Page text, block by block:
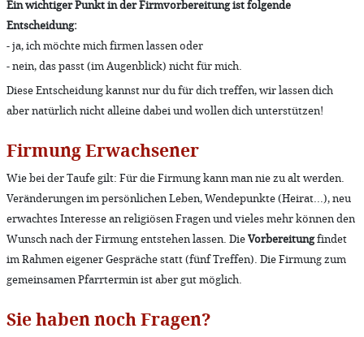
Ein wichtiger Punkt in der Firmvorbereitung ist folgende
Entscheidung:
- ja, ich möchte mich firmen lassen oder
- nein, das passt (im Augenblick) nicht für mich.
Diese Entscheidung kannst nur du für dich treffen, wir lassen dich
aber natürlich nicht alleine dabei und wollen dich unterstützen!
Firmung Erwachsener
Wie bei der Taufe gilt: Für die Firmung kann man nie zu alt werden.
Veränderungen im persönlichen Leben, Wendepunkte (Heirat...), neu
erwachtes Interesse an religiösen Fragen und vieles mehr können den
Wunsch nach der Firmung entstehen lassen. Die Vorbereitungfindet
im Rahmen eigener Gespräche statt (fünf Treffen). Die Firmung zum
gemeinsamen Pfarrtermin ist aber gut möglich.
Sie haben noch Fragen?